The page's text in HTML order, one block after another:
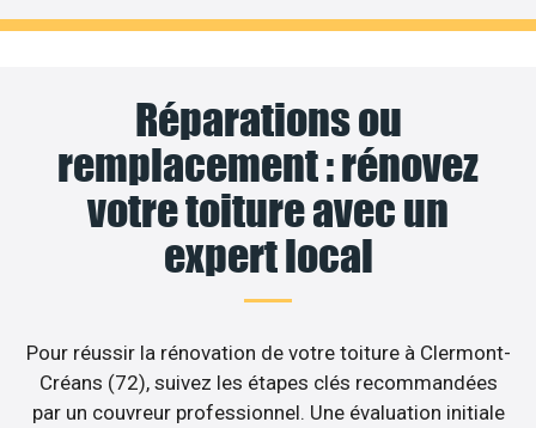
Réparations ou
remplacement : rénovez
votre toiture avec un
expert local
Pour réussir la rénovation de votre toiture à Clermont-
Créans (72), suivez les étapes clés recommandées
par un couvreur professionnel. Une évaluation initiale